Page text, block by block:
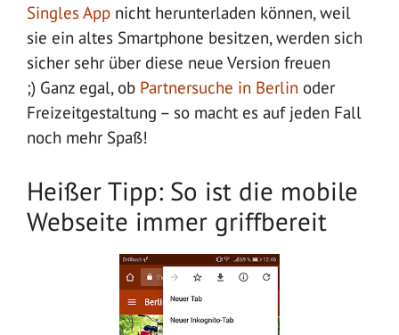
Singles App nicht herunterladen können, weil
sie ein altes Smartphone besitzen, werden sich
sicher sehr über diese neue Version freuen
;) Ganz egal, ob Partnersuche in Berlin oder
Freizeitgestaltung – so macht es auf jeden Fall
noch mehr Spaß!
Heißer Tipp: So ist die mobile
Webseite immer griffbereit